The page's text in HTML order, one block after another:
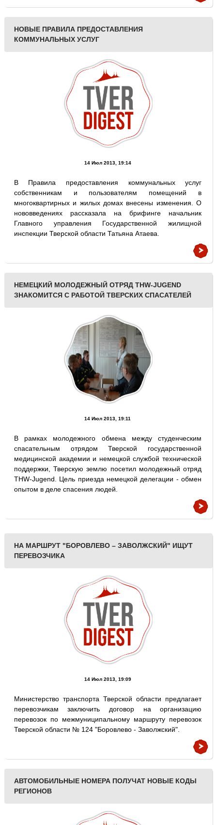
НОВЫЕ ПРАВИЛА ПРЕДОСТАВЛЕНИЯ
КОММУНАЛЬНЫХ УСЛУГ
14 Июл 2013, 19:14
В Правила предоставления коммунальных услуг
собственникам и пользователям помещений в
многоквартирных и жилых домах внесены изменения. О
нововведениях рассказала на брифинге начальник
Главного управления Государственной жилищной
инспекции Тверской области Татьяна Атаева.
НЕМЕЦКИЙ МОЛОДЕЖНЫЙ ОТРЯД THW-JUGEND
ЗНАКОМИТСЯ С РАБОТОЙ ТВЕРСКИХ СПАСАТЕЛЕЙ
14 Июл 2013, 19:11
В рамках молодежного обмена между студенческим
спасательным отрядом Тверской государственной
медицинской академии и немецкой службой технической
поддержки, Тверскую землю посетил молодежный отряд
THW-Jugend. Цель приезда немецкой делегации - обмен
опытом в деле спасения людей.
НА МАРШРУТ "БОРОВЛЕВО – ЗАВОЛЖСКИЙ" ИЩУТ
ПЕРЕВОЗЧИКА
14 Июл 2013, 19:09
Министерство транспорта Тверской области предлагает
перевозчикам заключить договор на организацию
перевозок по межмуниципальному маршруту перевозок
Тверской области № 124 "Боровлево - Заволжский".
АВТОМОБИЛЬНЫЕ НОМЕРА ПОЛУЧАТ НОВЫЕ КОДЫ
РЕГИОНОВ